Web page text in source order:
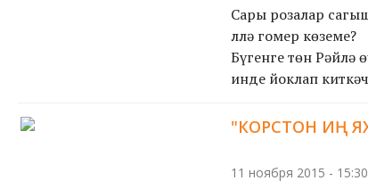
Сары розалар
Әллә гомер көземе?
Бүгенге төн Рәйлә
инде йоклап
"КОРСТОН ИҢ
11 ноября 2015 - 15:30